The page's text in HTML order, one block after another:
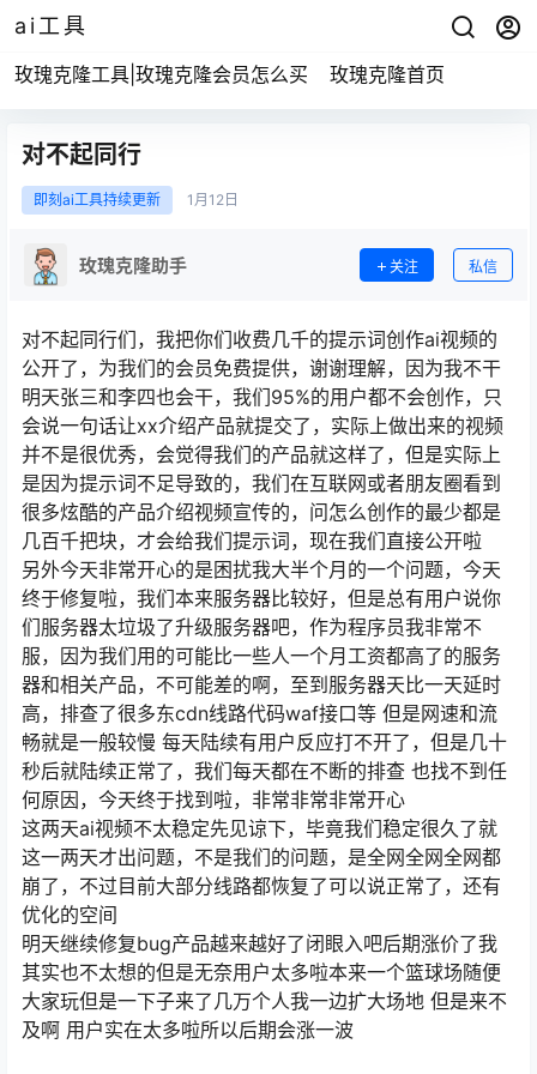
ai工具
玫瑰克隆工具|玫瑰克隆会员怎么买 玫瑰克隆首页
对不起同行
即刻ai工具持续更新 1月 12日
玫瑰克隆助手 关注 私信
对不起同行们，我把你们收费几千的提示词创作ai视频的
公开了，为我们的会员免费提供，谢谢理解，因为我不干
明天张三和李四也会干，我们95%的用户都不会创作，只
会说一句话让xx介绍产品就提交了，实际上做出来的视频
并不是很优秀，会觉得我们的产品就这样了，但是实际上
是因为提示词不足导致的，我们在互联网或者朋友圈看到
很多炫酷的产品介绍视频宣传的，问怎么创作的最少都是
几百千把块，才会给我们提示词，现在我们直接公开啦
另外今天非常开心的是困扰我大半个月的一个问题，今天
终于修复啦，我们本来服务器比较好，但是总有用户说你
们服务器太垃圾了升级服务器吧，作为程序员我非常不
服，因为我们用的可能比一些人一个月工资都高了的服务
器和相关产品，不可能差的啊，至到服务器天比一天延时
高，排查了很多东cdn线路代码waf接口等 但是网速和流
畅就是一般较慢 每天陆续有用户反应打不开了，但是几十
秒后就陆续正常了，我们每天都在不断的排查 也找不到任
何原因，今天终于找到啦，非常非常非常开心
这两天ai视频不太稳定先见谅下，毕竟我们稳定很久了就
这一两天才出问题，不是我们的问题，是全网全网全网都
崩了，不过目前大部分线路都恢复了可以说正常了，还有
优化的空间
明天继续修复bug产品越来越好了闭眼入吧后期涨价了我
其实也不太想的但是无奈用户太多啦本来一个篮球场随便
大家玩但是一下子来了几万个人我一边扩大场地 但是来不
及啊 用户实在太多啦所以后期会涨一波